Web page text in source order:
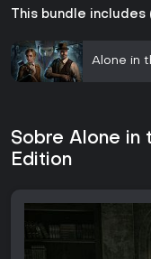
This bundle includes
Alone in
Sobre Alone in
Edition